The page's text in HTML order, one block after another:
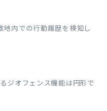
地内での行動履歴を検知し
ジオフェンス機能は円形で